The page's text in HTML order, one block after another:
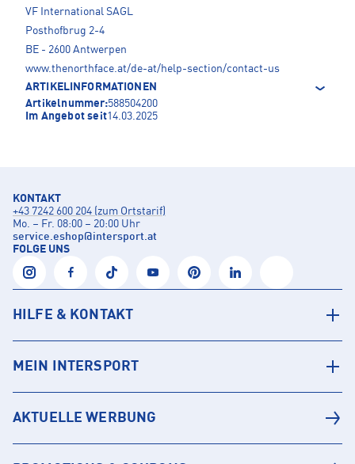
VF International SAGL
Posthofbrug 2-4
BE - 2600 Antwerpen
www.thenorthface.at/de-at/help-section/contact-us
ARTIKELINFORMATIONEN
Artikelnummer:588504200
Im Angebot seit14.03.2025
KONTAKT
+43 7242 600 204 (zum Ortstarif)
Mo. – Fr. 08:00 – 20:00 Uhr
service.eshop@intersport.at
FOLGE UNS
HILFE & KONTAKT
MEIN INTERSPORT
AKTUELLE WERBUNG